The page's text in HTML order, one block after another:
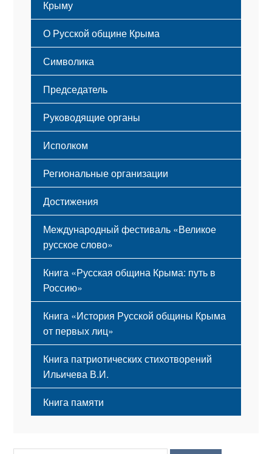
Крыму
Русский Крым
О Русской общине Крыма
Этапы становления
Принципы деятельности
Структура
Мероприятия
Символика
Флаг
Герб
Гимн
Председатель
Руководящие органы
Исполком
Региональные организации
Достижения
Международный фестиваль «Великое
русское слово»
Книга «Русская община Крыма: путь в
Россию»
Книга «История Русской общины Крыма
от первых лиц»
Книга патриотических стихотворений
Ильичева В.И.
Книга памяти